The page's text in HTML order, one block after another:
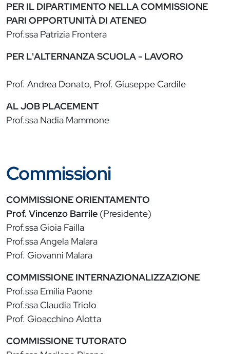
PER IL DIPARTIMENTO NELLA COMMISSIONE
PARI OPPORTUNITÀ DI ATENEO
Prof.ssa Patrizia Frontera
PER L'ALTERNANZA SCUOLA - LAVORO
Prof. Andrea Donato, Prof. Giuseppe Cardile
AL JOB PLACEMENT
Prof.ssa Nadia Mammone
Commissioni
COMMISSIONE ORIENTAMENTO
Prof. Vincenzo Barrile (Presidente)
Prof.ssa Gioia Failla
Prof.ssa Angela Malara
Prof. Giovanni Malara
COMMISSIONE INTERNAZIONALIZZAZIONE
Prof.ssa Emilia Paone
Prof.ssa Claudia Triolo
Prof. Gioacchino Alotta
COMMISSIONE TUTORATO